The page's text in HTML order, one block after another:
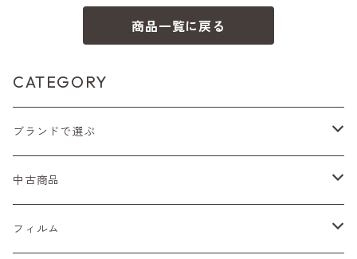
商品一覧に戻る
CATEGORY
ブランドで選ぶ
Nikon（ニコン）
Sシリーズ
Canon（キヤノン）
中古商品
フィルムカメラ
フィルム